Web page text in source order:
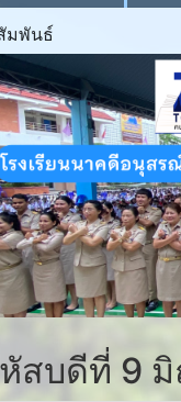
มพันธ์
สบดีที่ 9